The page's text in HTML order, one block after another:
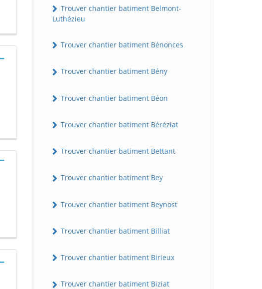
Trouver chantier batiment Belmont-
Luthézieu
Trouver chantier batiment Bénonces
Trouver chantier batiment Bény
Trouver chantier batiment Béon
Trouver chantier batiment Béréziat
Trouver chantier batiment Bettant
Trouver chantier batiment Bey
Trouver chantier batiment Beynost
Trouver chantier batiment Billiat
Trouver chantier batiment Birieux
Trouver chantier batiment Biziat